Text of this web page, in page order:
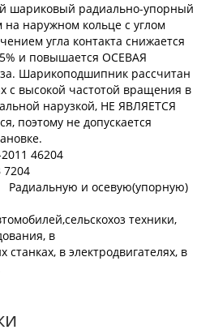
шариковый радиально-упорный
наружном кольце с углом
угла контакта снижается
и повышается ОСЕВАЯ
Шарикоподшипник рассчитан
с высокой частотой вращения в
нарузкой, НЕ ЯВЛЯЕТСЯ
поэтому не допускается
46204
7204
Радиальную и осевую(упорную)
техники,
в
в электродвигателях, в